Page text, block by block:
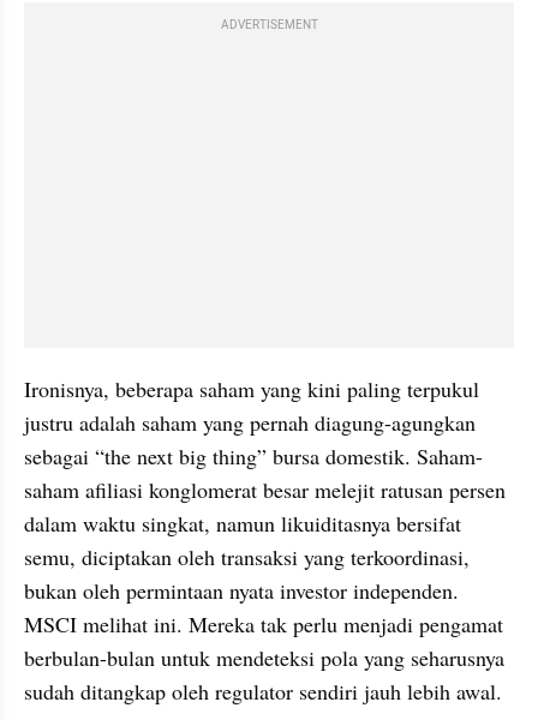
ADVERTISEMENT
Ironisnya, beberapa saham yang kini paling terpukul
justru adalah saham yang pernah diagung-agungkan
sebagai “the next big thing” bursa domestik. Saham-
saham afiliasi konglomerat besar melejit ratusan persen
dalam waktu singkat, namun likuiditasnya bersifat
semu, diciptakan oleh transaksi yang terkoordinasi,
bukan oleh permintaan nyata investor independen.
MSCI melihat ini. Mereka tak perlu menjadi pengamat
berbulan-bulan untuk mendeteksi pola yang seharusnya
sudah ditangkap oleh regulator sendiri jauh lebih awal.